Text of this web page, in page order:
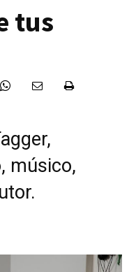
tus
músico,